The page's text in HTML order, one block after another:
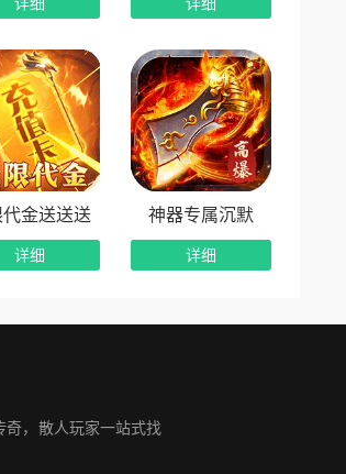
详细 详细
金送送送
详细
神器专属沉默
详细
奇，散人玩家一站式找